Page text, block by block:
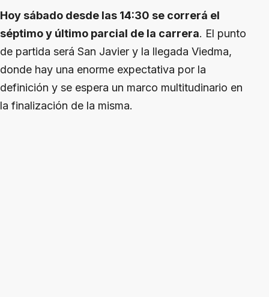
Hoy sábado desde las 14:30 se correrá el
séptimo y último parcial de la carrera. El punto
de partida será San Javier y la llegada Viedma,
donde hay una enorme expectativa por la
definición y se espera un marco multitudinario en
la finalización de la misma.